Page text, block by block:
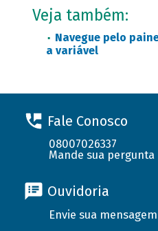
Veja também:
Navegue pelo
a variável
Fale Conosco
08007026337
Mande sua pergunta
Ouvidoria
Envie sua mensagem